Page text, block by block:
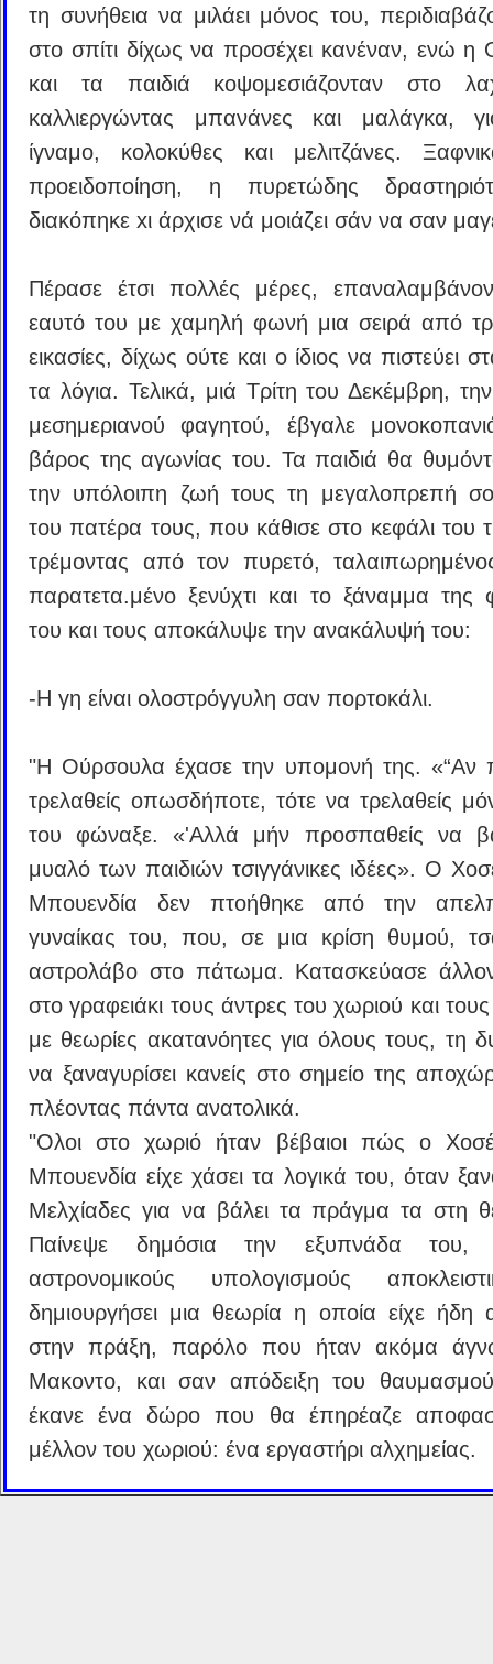
τη συνήθεια να μιλάει μόνος του,
στο σπίτι δίχως να προσέχει κανέναν, ενώ η
και τα παιδιά κοψομεσιάζονταν στο
καλλιεργώντας μπανάνες και μαλάγκα,
ίγναμο, κολοκύθες και μελιτζάνες.
προειδοποίηση, η πυρετώδης
διακόπηκε xι άρχισε νά μοιάζει σάν να σαν
Πέρασε έτσι πολλές μέρες,
εαυτό του με χαμηλή φωνή μια σειρά από
εικασίες, δίχως ούτε και ο ίδιος να πιστεύει
τα λόγια. Τελικά, μιά Τρίτη του Δεκέμβρη,
μεσημεριανού φαγητού, έβγαλε
βάρος της αγωνίας του. Τα παιδιά θα
την υπόλοιπη ζωή τους τη μεγαλοπρεπή
του πατέρα τους, που κάθισε στο κεφάλι του
τρέμοντας από τον πυρετό,
παρατετα.μένο ξενύχτι και το ξάναμμα της
του και τους αποκάλυψε την ανακάλυψή του:
-Η γη είναι ολοστρόγγυλη σαν πορτοκάλι.
"Η Ούρσουλα έχασε την υπομονή της. «“Αν
τρελαθείς οπωσδήποτε, τότε να τρελαθείς
του φώναξε. «'Αλλά μήν προσπαθείς να
μυαλό των παιδιών τσιγγάνικες ιδέες». Ο
Μπουενδία δεν πτοήθηκε από την
γυναίκας του, που, σε μια κρίση θυμού,
αστρολάβο στο πάτωμα. Κατασκεύασε
στο γραφειάκι τους άντρες του χωριού και
με θεωρίες ακατανόητες για όλους τους, τη
να ξαναγυρίσει κανείς στο σημείο της
πλέοντας πάντα ανατολικά.
"Ολοι στο χωριό ήταν βέβαιοι πώς ο
Μπουενδία είχε χάσει τα λογικά του, όταν
Μελχίαδες για να βάλει τα πράγμα τα στη
Παίνεψε δημόσια την εξυπνάδα
αστρονομικούς υπολογισμούς
δημιουργήσει μια θεωρία η οποία είχε ήδη
στην πράξη, παρόλο που ήταν ακόμα
Μακοντο, και σαν απόδειξη του
έκανε ένα δώρο που θα έπηρέαζε
μέλλον του χωριού: ένα εργαστήρι αλχημείας.